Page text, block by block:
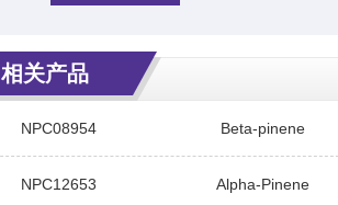
相关产品
NPC08954 Beta-pinene
NPC12653 Alpha-Pinene